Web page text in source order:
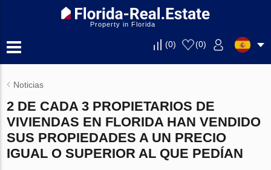
Property in Florida
(0) (0)
Noticias
2 DE CADA 3 PROPIETARIOS DE
VIVIENDAS EN FLORIDA HAN VENDIDO
SUS PROPIEDADES A UN PRECIO
IGUAL O SUPERIOR AL QUE PEDÍAN